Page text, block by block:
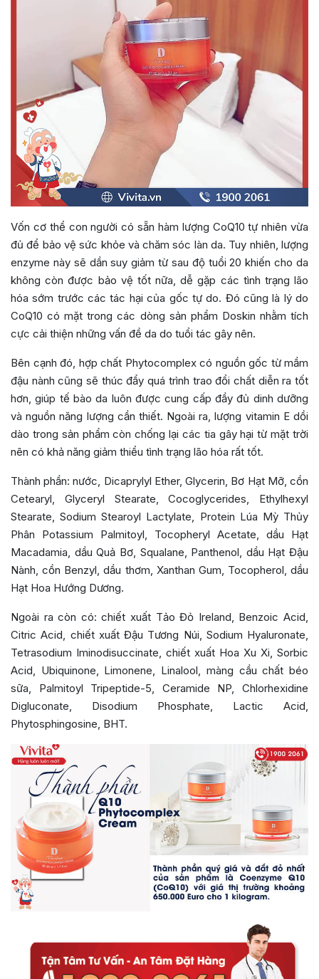
Vốn cơ thể con người có sẵn hàm lượng CoQ10 tự nhiên vừa
đủ để bảo vệ sức khỏe và chăm sóc làn da. Tuy nhiên, lượng
enzyme này sẽ dần suy giảm từ sau độ tuổi 20 khiến cho da
không còn được bảo vệ tốt nữa, dễ gặp các tình trạng lão
hóa sớm trước các tác hại của gốc tự do. Đó cũng là lý do
CoQ10 có mặt trong các dòng sản phẩm Doskin nhằm tích
cực cải thiện những vấn đề da do tuổi tác gây nên.
Bên cạnh đó, hợp chất Phytocomplex có nguồn gốc từ mầm
đậu nành cũng sẽ thúc đẩy quá trình trao đổi chất diễn ra tốt
hơn, giúp tế bào da luôn được cung cấp đầy đủ dinh dưỡng
và nguồn năng lượng cần thiết. Ngoài ra, lượng vitamin E dồi
dào trong sản phẩm còn chống lại các tia gây hại từ mặt trời
nên có khả năng giảm thiểu tình trạng lão hóa rất tốt.
Thành phần:nước, Dicaprylyl Ether, Glycerin, Bơ Hạt Mỡ, cồn
Cetearyl, Glyceryl Stearate, Cocoglycerides, Ethylhexyl
Stearate, Sodium Stearoyl Lactylate, Protein Lúa Mỳ Thủy
Phân Potassium Palmitoyl, Tocopheryl Acetate, dầu Hạt
Macadamia, dầu Quả Bơ, Squalane, Panthenol, dầu Hạt Đậu
Nành, cồn Benzyl, dầu thơm, Xanthan Gum, Tocopherol, dầu
Hạt Hoa Hướng Dương.
Ngoài ra còn có: chiết xuất Tảo Đỏ Ireland, Benzoic Acid,
Citric Acid, chiết xuất Đậu Tương Núi, Sodium Hyaluronate,
Tetrasodium Iminodisuccinate, chiết xuất Hoa Xu Xi, Sorbic
Acid, Ubiquinone, Limonene, Linalool, màng cầu chất béo
sữa, Palmitoyl Tripeptide-5, Ceramide NP, Chlorhexidine
Digluconate, Disodium Phosphate, Lactic Acid,
Phytosphingosine, BHT.